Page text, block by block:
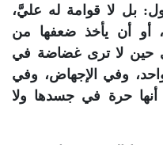
بل لا قوامة له عليَّ،
أو أن يأخذ ضعفها من
حين لا ترى غضاضة في
وفي الإجهاض، وفي
أنها حرة في جسدها ولا